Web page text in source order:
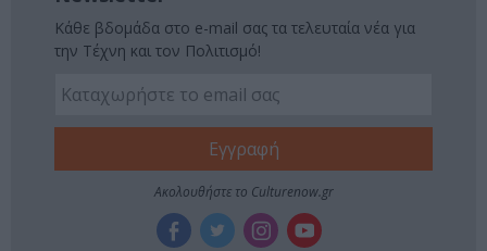
Κάθε βδομάδα στο e-mail σας τα τελευταία νέα για
την Τέχνη και τον Πολιτισμό!
Ακολουθήστε το Culturenow.gr